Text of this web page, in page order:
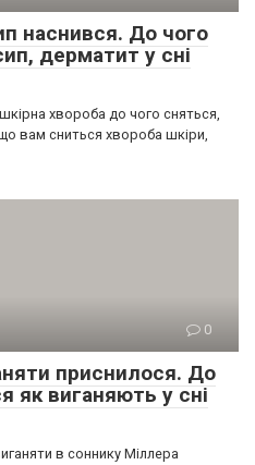
наснився. До чого
дерматит у сні
хвороба до чого сняться,
вам сниться хвороба шкіри,
0
приснилося. До
як виганяють у сні
в соннику Міллера